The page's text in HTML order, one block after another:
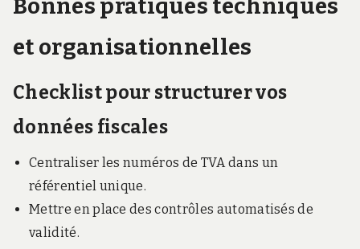
Bonnes pratiques techniques
et organisationnelles
Checklist pour structurer vos
données fiscales
Centraliser les numéros de TVA dans un
référentiel unique.
Mettre en place des contrôles automatisés de
validité.